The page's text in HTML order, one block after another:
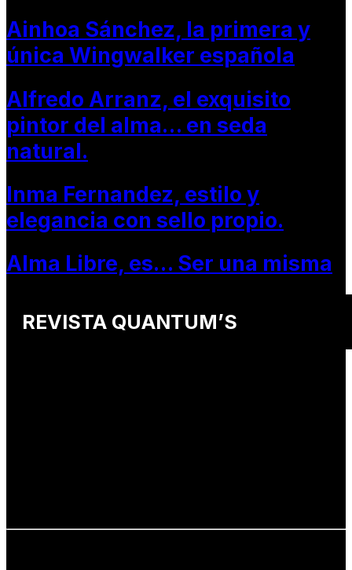
Ainhoa Sánchez, la primera y
única Wingwalker española
Alfredo Arranz, el exquisito
pintor del alma… en seda
natural.
Inma Fernandez, estilo y
elegancia con sello propio.
Alma Libre, es… Ser una misma
REVISTA QUANTUM’S